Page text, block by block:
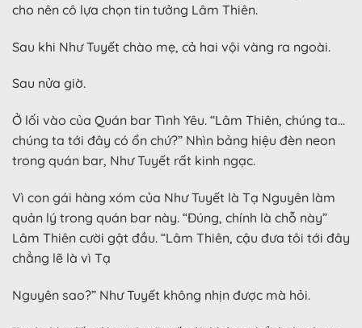
cho nên cô lựa chọn tin tưởng Lâm Thiên.
Sau khi Như Tuyết chào mẹ, cả hai vội vàng ra ngoài.
Sau nửa giờ.
Ở lối vào của Quán bar Tình Yêu. “Lâm Thiên, chúng ta…
chúng ta tới đây có ổn chứ?” Nhìn bảng hiệu đèn neon
trong quán bar, Như Tuyết rất kinh ngạc.
Vì con gái hàng xóm của Như Tuyết là Tạ Nguyên làm
quản lý trong quán bar này. “Đúng, chính là chỗ này”
Lâm Thiên cười gật đầu. “Lâm Thiên, cậu đưa tôi tới đây
chẳng lẽ là vì Tạ
Nguyên sao?” Như Tuyết không nhịn được mà hỏi.